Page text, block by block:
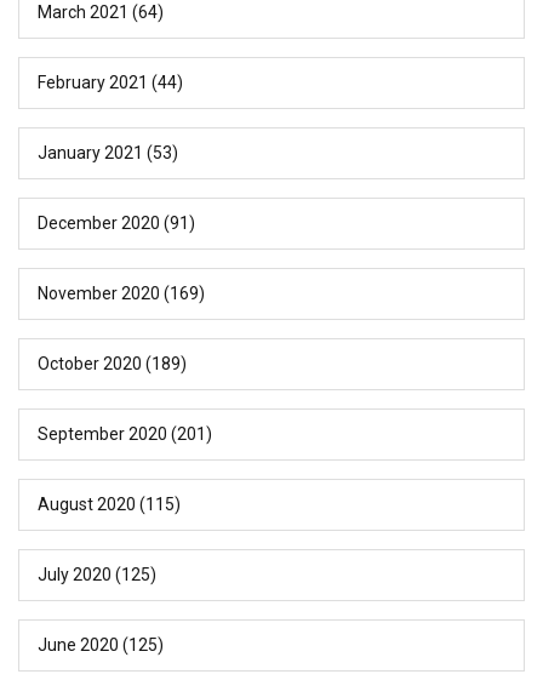
March 2021 (64)
February 2021 (44)
January 2021 (53)
December 2020 (91)
November 2020 (169)
October 2020 (189)
September 2020 (201)
August 2020 (115)
July 2020 (125)
June 2020 (125)